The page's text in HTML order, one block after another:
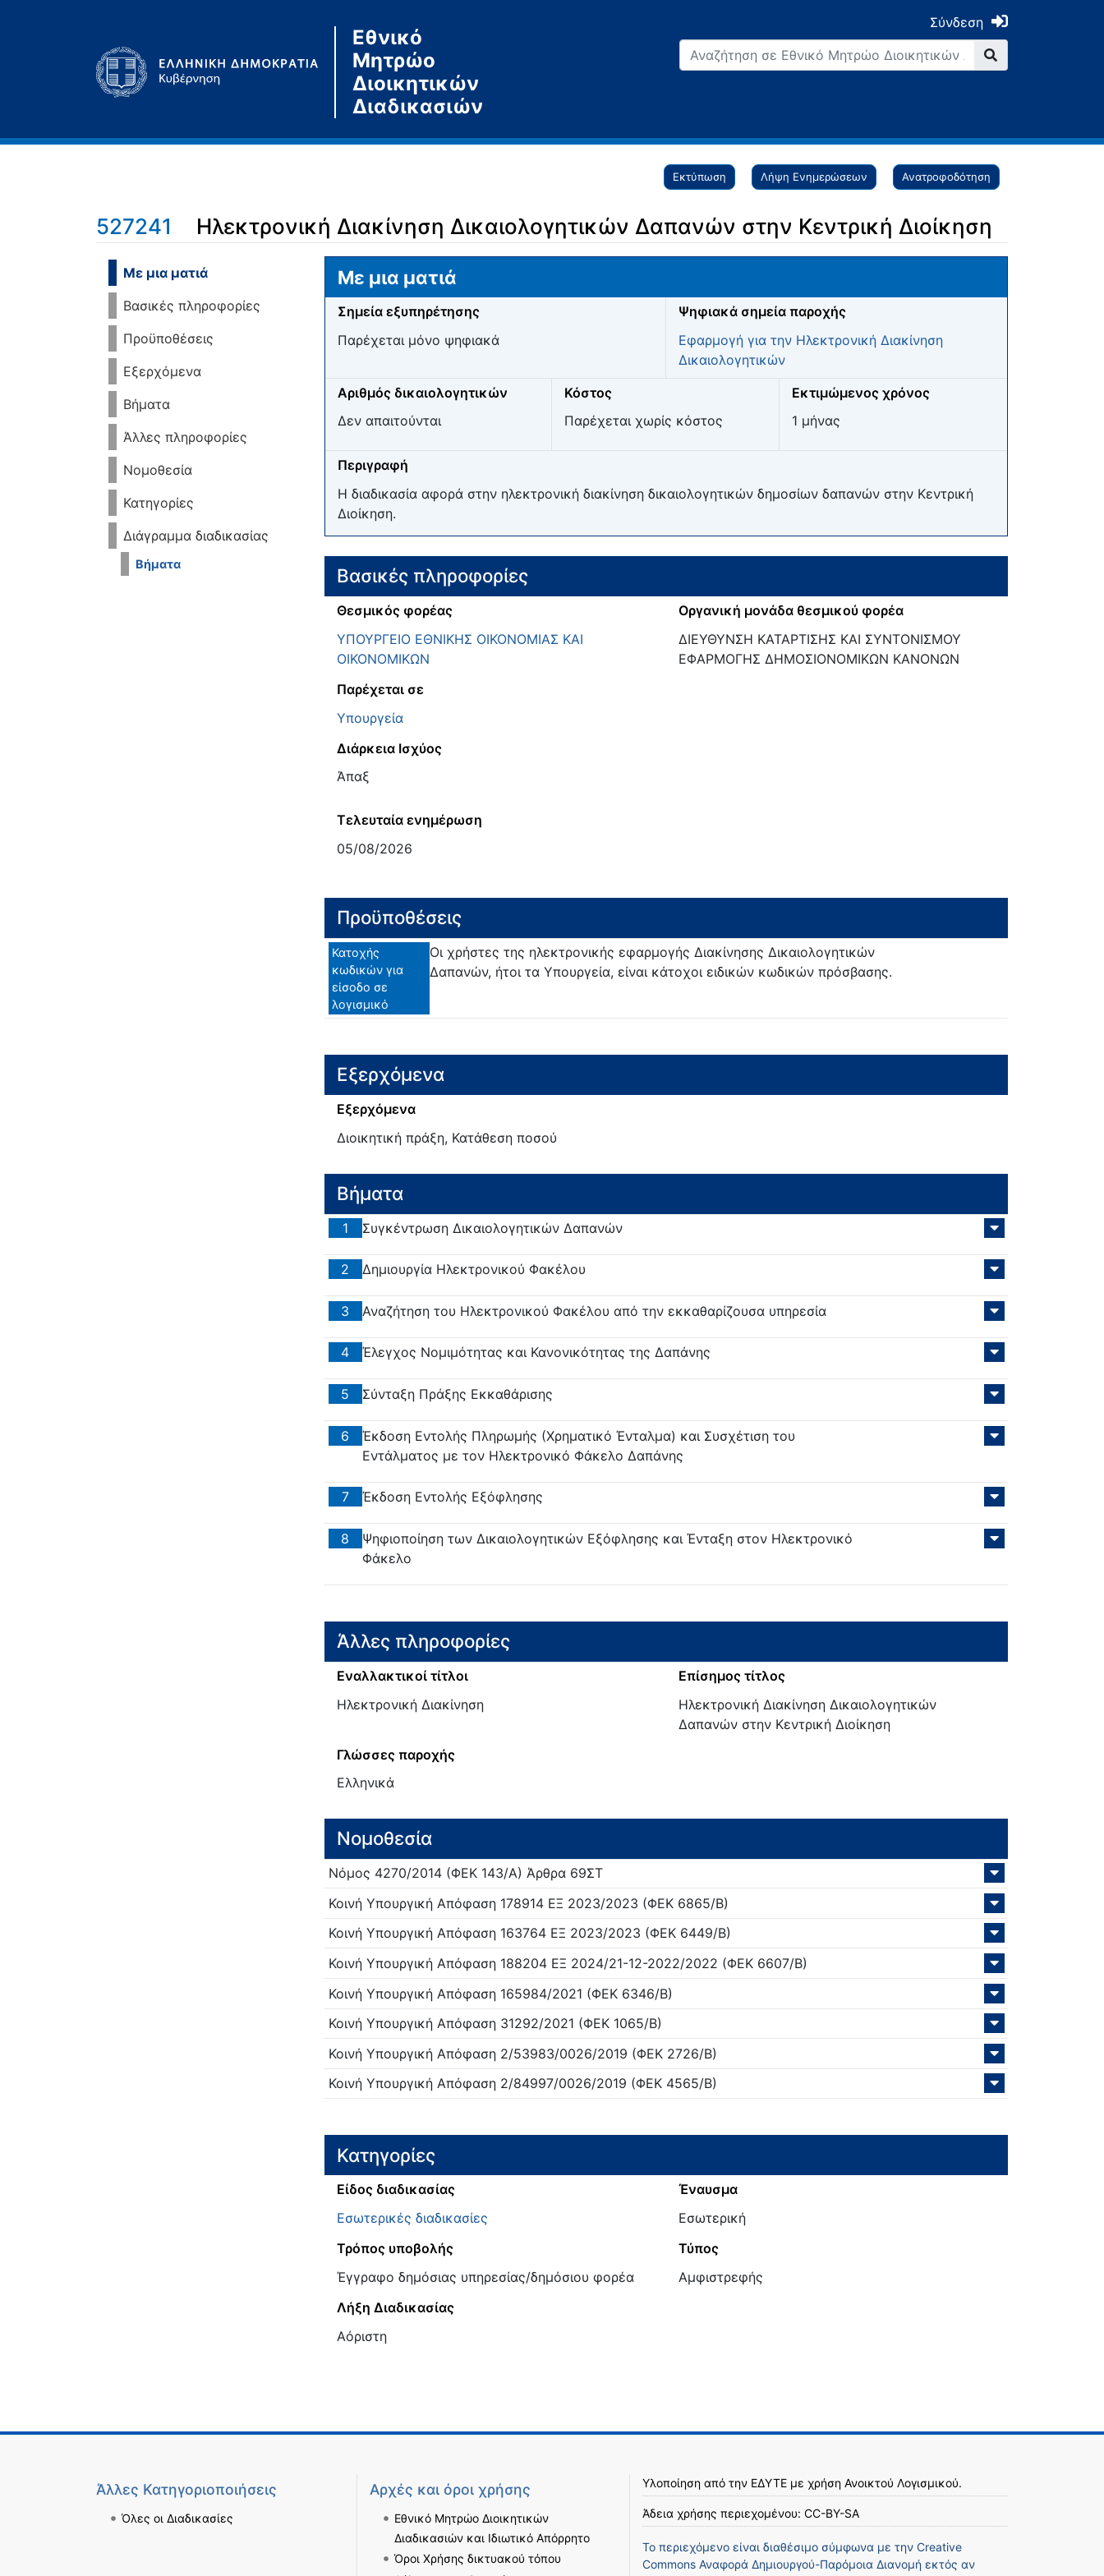
Εθνικό
Μητρώο
Διοικητικών
Διαδικασιών
Σύνδεση
Εκτύπωση Λήψη Ενημερώσεων Ανατροφοδότηση
527241 Ηλεκτρονική Διακίνηση Δικαιολογητικών Δαπανών στην Κεντρική Διοίκηση
Μετάβαση σε: πλοήγηση
Με μια ματιά
Βασικές πληροφορίες
Προϋποθέσεις
Εξερχόμενα
Βήματα
Άλλες πληροφορίες
Νομοθεσία
Κατηγορίες
Διάγραμμα διαδικασίας
Βήματα
Με μια ματιά
Σημεία εξυπηρέτησης
Παρέχεται μόνο ψηφιακά
Ψηφιακά σημεία παροχής
Εφαρμογή για την Ηλεκτρονική Διακίνηση
Δικαιολογητικών
Αριθμός δικαιολογητικών
Δεν απαιτούνται
Κόστος
Παρέχεται χωρίς κόστος
Εκτιμώμενος χρόνος
1 μήνας
Περιγραφή
Η διαδικασία αφορά στην ηλεκτρονική διακίνηση δικαιολογητικών δημοσίων δαπανών στην Κεντρική
Διοίκηση.
Βασικές πληροφορίες
Θεσμικός φορέας
ΥΠΟΥΡΓΕΙΟ ΕΘΝΙΚΗΣ ΟΙΚΟΝΟΜΙΑΣ ΚΑΙ
ΟΙΚΟΝΟΜΙΚΩΝ
Οργανική μονάδα θεσμικού φορέα
ΔΙΕΥΘΥΝΣΗ ΚΑΤΑΡΤΙΣΗΣ ΚΑΙ ΣΥΝΤΟΝΙΣΜΟΥ
ΕΦΑΡΜΟΓΗΣ ΔΗΜΟΣΙΟΝΟΜΙΚΩΝ ΚΑΝΟΝΩΝ
Παρέχεται σε
Υπουργεία
Διάρκεια Ισχύος
Άπαξ
Τελευταία ενημέρωση
05/08/2026
Προϋποθέσεις
Κατοχής
κωδικών για
είσοδο σε
λογισμικό
Οι χρήστες της ηλεκτρονικής εφαρμογής Διακίνησης Δικαιολογητικών
Δαπανών, ήτοι τα Υπουργεία, είναι κάτοχοι ειδικών κωδικών πρόσβασης.
Εξερχόμενα
Εξερχόμενα
Διοικητική πράξη, Κατάθεση ποσού
Βήματα
1 Συγκέντρωση Δικαιολογητικών Δαπανών
2 Δημιουργία Ηλεκτρονικού Φακέλου
3 Αναζήτηση του Ηλεκτρονικού Φακέλου από την εκκαθαρίζουσα υπηρεσία
4 Έλεγχος Νομιμότητας και Κανονικότητας της Δαπάνης
5 Σύνταξη Πράξης Εκκαθάρισης
6
Έκδοση Εντολής Πληρωμής (Χρηματικό Ένταλμα) και Συσχέτιση του
Εντάλματος με τον Ηλεκτρονικό Φάκελο Δαπάνης
7 Έκδοση Εντολής Εξόφλησης
8
Ψηφιοποίηση των Δικαιολογητικών Εξόφλησης και Ένταξη στον Ηλεκτρονικό
Φάκελο
Άλλες πληροφορίες
Εναλλακτικοί τίτλοι
Ηλεκτρονική Διακίνηση
Επίσημος τίτλος
Ηλεκτρονική Διακίνηση Δικαιολογητικών
Δαπανών στην Κεντρική Διοίκηση
Γλώσσες παροχής
Ελληνικά
Νομοθεσία
Νόμος 4270/2014(ΦΕΚ 143/Α) Άρθρα 69ΣΤ
Κοινή Υπουργική Απόφαση178914 ΕΞ 2023/2023 (ΦΕΚ 6865/Β)
Κοινή Υπουργική Απόφαση163764 ΕΞ 2023/2023 (ΦΕΚ 6449/Β)
Κοινή Υπουργική Απόφαση188204 ΕΞ 2024/21-12-2022/2022 (ΦΕΚ 6607/Β)
Κοινή Υπουργική Απόφαση165984/2021 (ΦΕΚ 6346/Β)
Κοινή Υπουργική Απόφαση31292/2021 (ΦΕΚ 1065/Β)
Κοινή Υπουργική Απόφαση2/53983/0026/2019 (ΦΕΚ 2726/Β)
Κοινή Υπουργική Απόφαση2/84997/0026/2019 (ΦΕΚ 4565/Β)
Κατηγορίες
Είδος διαδικασίας
Εσωτερικές διαδικασίες
Έναυσμα
Εσωτερική
Τρόπος υποβολής
Έγγραφο δημόσιας υπηρεσίας/δημόσιου φορέα
Τύπος
Αμφιστρεφής
Λήξη Διαδικασίας
Αόριστη
Άλλες Κατηγοριοποιήσεις
Όλες οι Διαδικασίες
Αρχές και όροι χρήσης
Εθνικό Μητρώο Διοικητικών
Διαδικασιών και Ιδιωτικό Απόρρητο
Όροι Χρήσης δικτυακού τόπου
Υλοποίηση από την ΕΔΥΤΕ με χρήση Ανοικτού Λογισμικού.
Άδεια χρήσης περιεχομένου: CC-BY-SA
Το περιεχόμενο είναι διαθέσιμο σύμφωνα με την Creative
Commons Αναφορά Δημιουργού-Παρόμοια Διανομή εκτός αν